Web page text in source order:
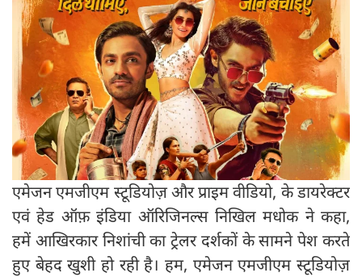
एमेजन एमजीएम स्टूडियोज़ और प्राइम वीडियो, के डायरेक्टर
एवं हेड ऑफ़ इंडिया ऑरिजिनल्स निखिल मधोक ने कहा,
हमें आखिरकार निशांची का ट्रेलर दर्शकों के सामने पेश करते
हुए बेहद खुशी हो रही है। हम, एमेजन एमजीएम स्टूडियोज़